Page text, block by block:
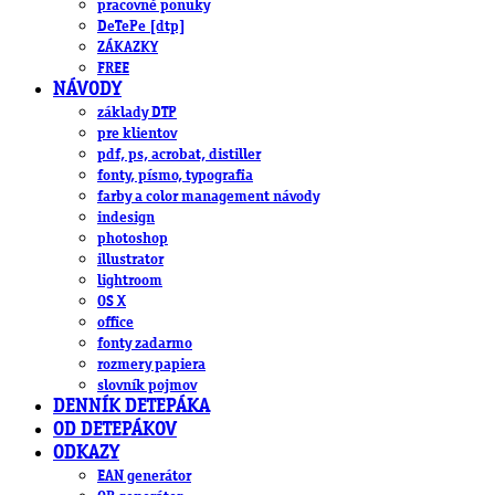
pracovné ponuky
DeTePe [dtp]
ZÁKAZKY
FREE
NÁVODY
základy DTP
pre klientov
pdf, ps, acrobat, distiller
fonty, písmo, typografia
farby a color management návody
indesign
photoshop
illustrator
lightroom
OS X
office
fonty zadarmo
rozmery papiera
slovník pojmov
DENNÍK DETEPÁKA
OD DETEPÁKOV
ODKAZY
EAN generátor